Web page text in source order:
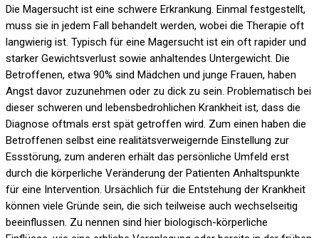
Die Magersucht ist eine schwere Erkrankung. Einmal festgestellt,
muss sie in jedem Fall behandelt werden, wobei die Therapie oft
langwierig ist. Typisch für eine Magersucht ist ein oft rapider und
starker Gewichtsverlust sowie anhaltendes Untergewicht. Die
Betroffenen, etwa 90% sind Mädchen und junge Frauen, haben
Angst davor zuzunehmen oder zu dick zu sein. Problematisch bei
dieser schweren und lebensbedrohlichen Krankheit ist, dass die
Diagnose oftmals erst spät getroffen wird. Zum einen haben die
Betroffenen selbst eine realitätsverweigernde Einstellung zur
Essstörung, zum anderen erhält das persönliche Umfeld erst
durch die körperliche Veränderung der Patienten Anhaltspunkte
für eine Intervention. Ursächlich für die Entstehung der Krankheit
können viele Gründe sein, die sich teilweise auch wechselseitig
beeinflussen. Zu nennen sind hier biologisch-körperliche